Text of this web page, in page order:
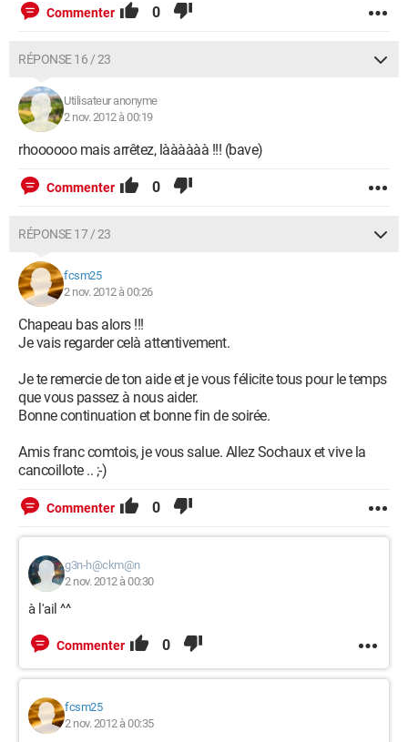
Commenter 0
RÉPONSE 16 / 23
Utilisateur anonyme
2 nov. 2012 à 00:19
rhoooooo mais arrêtez, làààààà !!! (bave)
Commenter 0
RÉPONSE 17 / 23
fcsm25
2 nov. 2012 à 00:26
Chapeau bas alors !!!
Je vais regarder celà attentivement.
Je te remercie de ton aide et je vous félicite tous pour le temps
que vous passez à nous aider.
Bonne continuation et bonne fin de soirée.
Amis franc comtois, je vous salue. Allez Sochaux et vive la
cancoillote .. ;-)
Commenter 0
g3n-h@ckm@n
2 nov. 2012 à 00:30
à l'ail ^^
Commenter 0
fcsm25
2 nov. 2012 à 00:35